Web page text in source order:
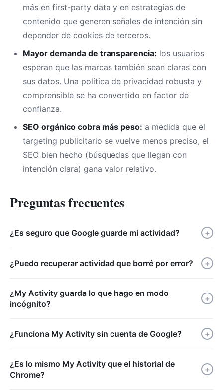
más en first-party data y en estrategias de
contenido que generen señales de intención sin
depender de cookies de terceros.
Mayor demanda de transparencia: los usuarios
esperan que las marcas también sean claras con
sus datos. Una política de privacidad robusta y
comprensible se ha convertido en factor de
confianza.
SEO orgánico cobra más peso: a medida que el
targeting publicitario se vuelve menos preciso, el
SEO bien hecho (búsquedas que llegan con
intención clara) gana valor relativo.
Preguntas frecuentes
¿Es seguro que Google guarde mi actividad? +
¿Puedo recuperar actividad que borré por error? +
¿My Activity guarda lo que hago en modo
incógnito?
+
¿Funciona My Activity sin cuenta de Google? +
¿Es lo mismo My Activity que el historial de
Chrome?
+